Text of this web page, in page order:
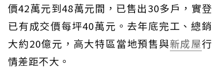
價42萬元到48萬元間，已售出30多戶，實登
已有成交價每坪40萬元。去年底完工、總銷
大約20億元，高大特區當地預售與新成屋行
情差距不大。